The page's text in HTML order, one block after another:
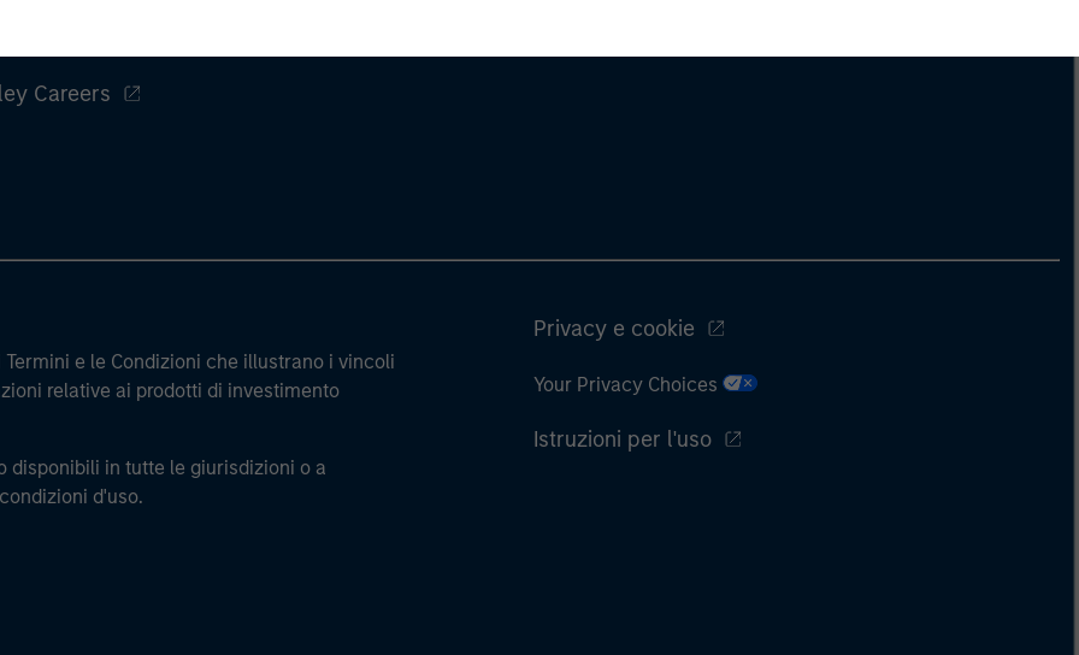
Careers
e le Condizioni che illustrano i vincoli
relative ai prodotti di investimento
disponibili in tutte le giurisdizioni o a
d'uso.
Privacy e cookie
Your Privacy Choices
Istruzioni per l'uso